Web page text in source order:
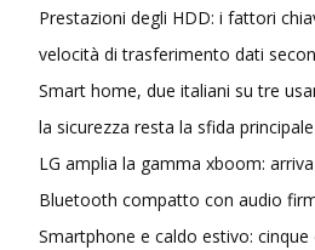
Prestazioni degli HDD: i fattori
velocità di trasferimento dati
Smart home, due italiani su tre
la sicurezza resta la sfida principale
LG amplia la gamma xboom:
Bluetooth compatto con audio
Smartphone e caldo estivo: